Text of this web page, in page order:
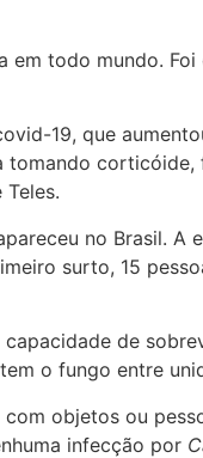
todo mundo. Foi
19, que
no Brasil. A
surto, 15
de
o fungo entre
objetos ou
infecção por